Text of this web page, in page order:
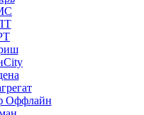
Оффлайн